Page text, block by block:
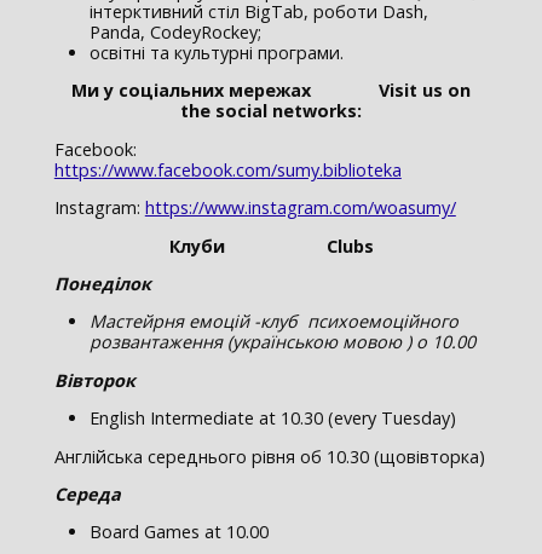
інтерктивний стіл BigTab, роботи Dash,
Panda, CodeyRockey;
освітні та культурні програми.
Миу соціальних мережах
Visit us on
the social networks:
Facebook:
https://www.facebook.com/sumy.biblioteka
Instagram: https://www.instagram.com/woasumy/
Клуби Clubs
Понеділок
Мастейрня емоцій -клуб психоемоційного
розвантаження (українською мовою ) o 10.00
Вівторок
English Intermediate at 10.30 (every Tuesday)
Англійська середнього рівня об 10.30 (щовівторка)
Середа
Board Games at 10.00